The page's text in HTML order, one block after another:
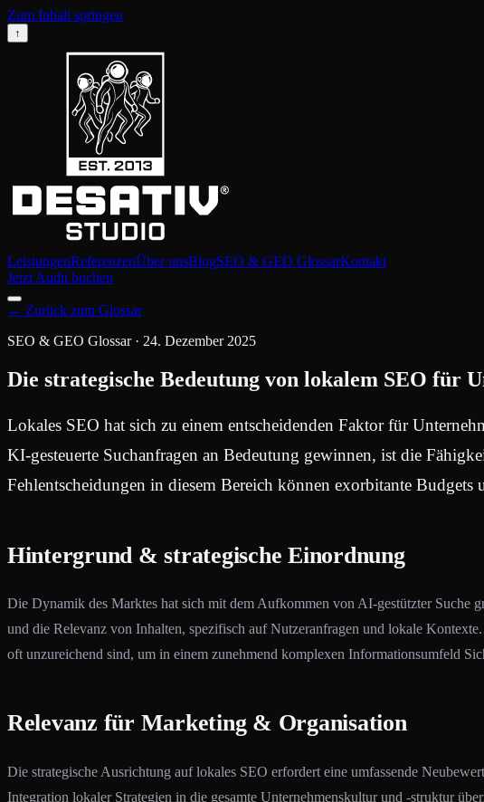
Zum Inhalt springen
↑
LeistungenReferenzenÜber unsBlogSEO & GEO GlossarKontakt
Jetzt Audit buchen
← Zurück zum Glossar
SEO & GEO Glossar· 24. Dezember 2025
Die strategische Bedeutung von lokalem SEO für
Lokales SEO hat sich zu einem entscheidenden Faktor für
KI-gesteuerte Suchanfragen an Bedeutung gewinnen, ist die
Fehlentscheidungen in diesem Bereich können exorbitante Budgets
Hintergrund & strategische Einordnung
Die Dynamik des Marktes hat sich mit dem Aufkommen von AI-gestützter Suche
und die Relevanz von Inhalten, spezifisch auf Nutzeranfragen und lokale
oft unzureichend sind, um in einem zunehmend komplexen Informationsumfeld
Relevanz für Marketing & Organisation
Die strategische Ausrichtung auf lokales SEO erfordert eine umfassende
Integration lokaler Strategien in die gesamte Unternehmenskultur und -struktur